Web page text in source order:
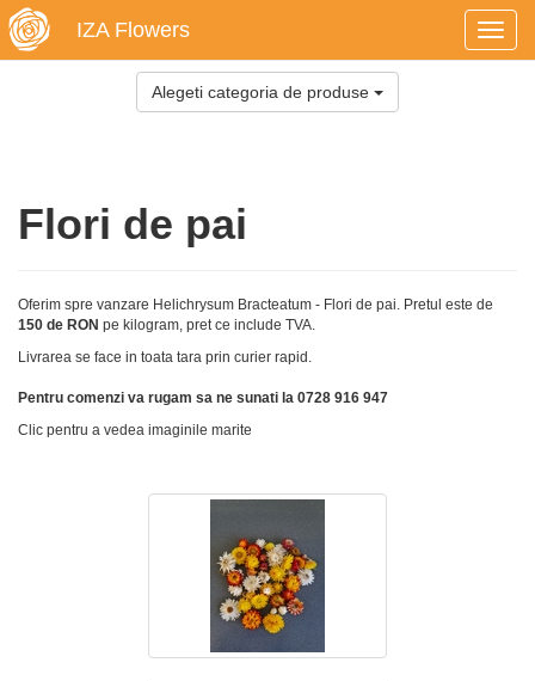
IZA Flowers
Alegeti categoria de produse
Flori de pai
Oferim spre vanzare Helichrysum Bracteatum - Flori de pai. Pretul este de
150 de RON pe kilogram, pret ce include TVA.
Livrarea se face in toata tara prin curier rapid.
Pentru comenzi va rugam sa ne sunati la 0728 916 947
Clic pentru a vedea imaginile marite